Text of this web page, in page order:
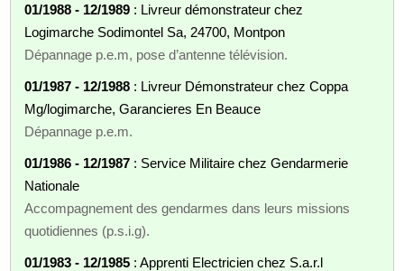
01/1988 - 12/1989 : Livreur démonstrateur chez
Logimarche Sodimontel Sa, 24700, Montpon
Dépannage p.e.m, pose d’antenne télévision.
01/1987 - 12/1988 : Livreur Démonstrateur chez Coppa
Mg/logimarche, Garancieres En Beauce
Dépannage p.e.m.
01/1986 - 12/1987 : Service Militaire chez Gendarmerie
Nationale
Accompagnement des gendarmes dans leurs missions
quotidiennes (p.s.i.g).
01/1983 - 12/1985 : Apprenti Electricien chez S.a.r.l